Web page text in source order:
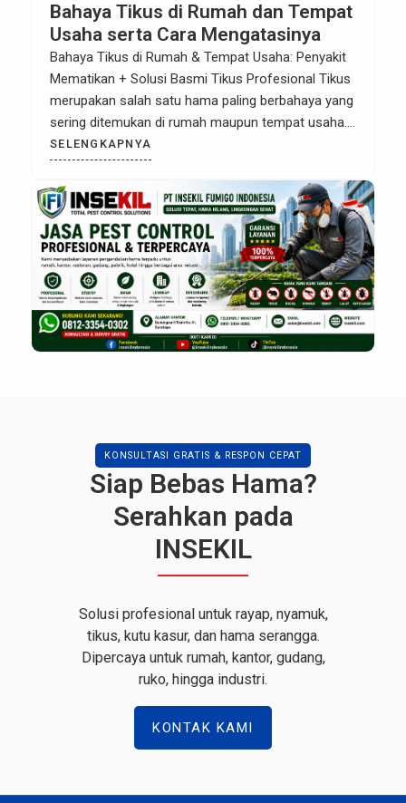
Bahaya Tikus di Rumah dan Tempat
Usaha serta Cara Mengatasinya
Bahaya Tikus di Rumah & Tempat Usaha: Penyakit
Mematikan + Solusi Basmi Tikus Profesional Tikus
merupakan salah satu hama paling berbahaya yang
sering ditemukan di rumah maupun tempat usaha.
Selain merusak barang dan instalasi listrik, tikus
membawa berbagai penyakit mematikan yang
mengancam kesehatan manusia. Keberadaannya
sering dianggap sepele, padahal dampaknya bisa
sangat serius dan merugikan […]
SELENGKAPNYA
KONSULTASI GRATIS & RESPON CEPAT
Siap Bebas Hama?
Serahkan pada
INSEKIL
Solusi profesional untuk rayap, nyamuk,
tikus, kutu kasur, dan hama serangga.
Dipercaya untuk rumah, kantor, gudang,
ruko, hingga industri.
KONTAK KAMI